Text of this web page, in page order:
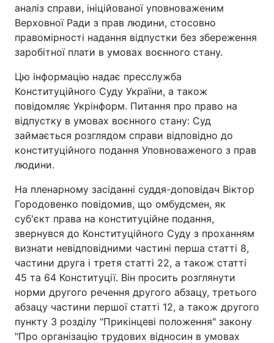
аналіз справи, ініційованої уповноваженим
Верховної Ради з прав людини, стосовно
правомірності надання відпустки без збереження
заробітної плати в умовах воєнного стану.
Цю інформацію надає пресслужба
Конституційного Суду України, а також
повідомляє Укрінформ. Питання про право на
відпустку в умовах воєнного стану: Суд
займається розглядом справи відповідно до
конституційного подання Уповноваженого з прав
людини.
На пленарному засіданні суддя-доповідач Віктор
Городовенко повідомив, що омбудсмен, як
суб'єкт права на конституційне подання,
звернувся до Конституційного Суду з проханням
визнати невідповідними частині перша статті 8,
частини друга і третя статті 22, а також статті
45 та 64 Конституції. Він просить розглянути
норми другого речення другого абзацу, третього
абзацу частини першої статті 12, а також другого
пункту 3 розділу "Прикінцеві положення" закону
"Про організацію трудових відносин в умовах